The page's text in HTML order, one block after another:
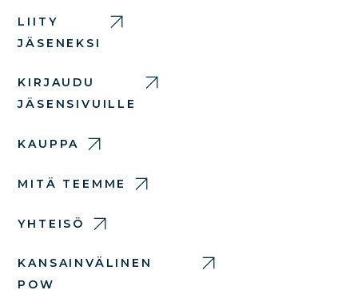
LIITY
JÄSENEKSI
KIRJAUDU
JÄSENSIVUILLE
KAUPPA
MITÄ TEEMME
YHTEISÖ
KANSAINVÄLINEN
POW